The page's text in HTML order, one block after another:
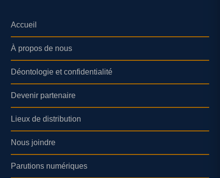
Accueil
À propos de nous
Déontologie et confidentialité
Devenir partenaire
Lieux de distribution
Nous joindre
Parutions numériques